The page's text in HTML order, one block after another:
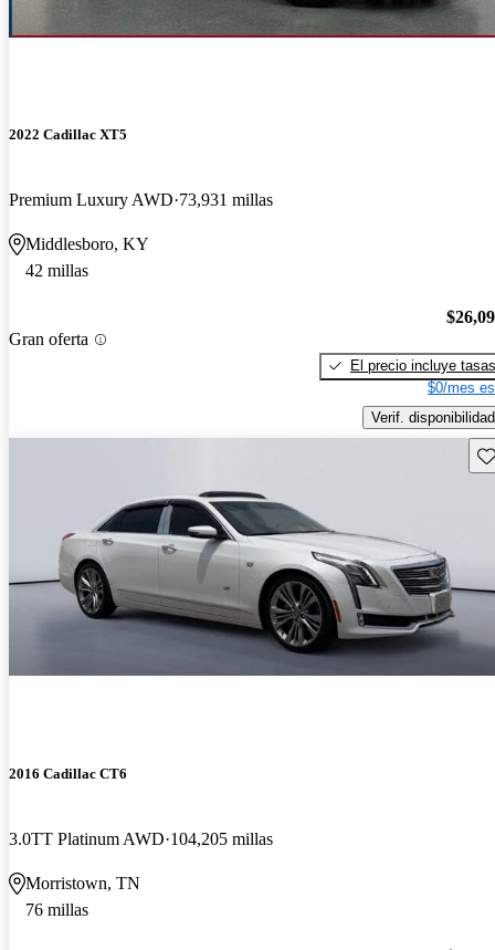
2022 Cadillac XT5
Premium Luxury AWD 73,931 millas
Middlesboro, KY
42 millas
Gran oferta
El precio incluye tasas
$0/mes
Verif. disponibilidad
2016 Cadillac CT6
3.0TT Platinum AWD 104,205 millas
Morristown, TN
76 millas